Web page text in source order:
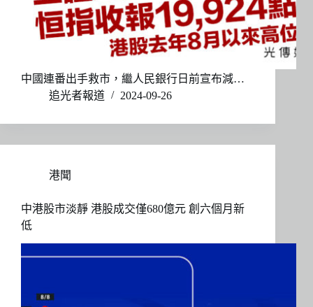
中國連番出手救市，繼人民銀行日前宣布減…
追光者報道
2024-09-26
港聞
中港股市淡靜 港股成交僅680億元 創六個月新
低